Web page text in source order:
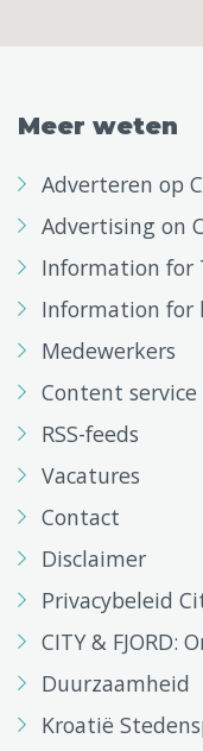
Meer weten
Adverteren op
Advertising on
Information for
Information for
Medewerkers
Content service
RSS-feeds
Vacatures
Contact
Disclaimer
Privacybeleid
CITY & FJORD:
Duurzaamheid
Kroatië